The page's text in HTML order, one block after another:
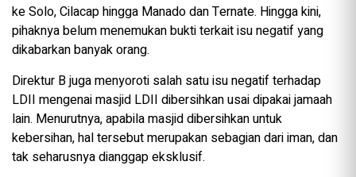
ke Solo, Cilacap hingga Manado dan Ternate. Hingga kini,
pihaknya belum menemukan bukti terkait isu negatif yang
dikabarkan banyak orang.
Direktur B juga menyoroti salah satu isu negatif terhadap
LDII mengenai masjid LDII dibersihkan usai dipakai jamaah
lain. Menurutnya, apabila masjid dibersihkan untuk
kebersihan, hal tersebut merupakan sebagian dari iman, dan
tak seharusnya dianggap eksklusif.